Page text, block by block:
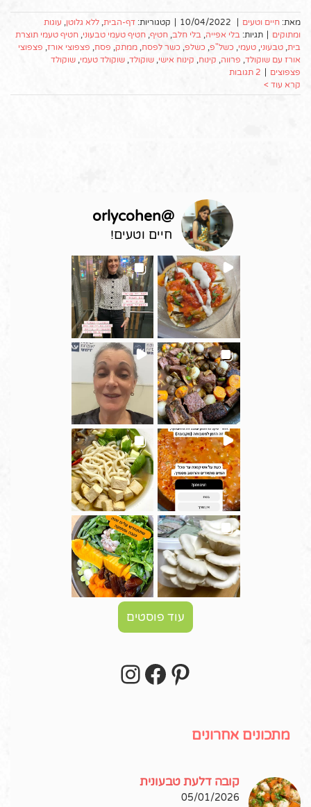
מאת: חיים וטעים 10/04/2022 קטגוריות: דף-הבית, ללא גלוטן, עוגות
ומתוקים
תגיות: בלי אפייה, בלי חלב, חטיף, חטיף טעמי טבעוני, חטיף טעמי תוצרת
בית, טבעוני, טעמי, כשל"פ, כשלפ, כשר לפסח, ממתק, פסח, פצפוצי אורז, פצפוצי
אורז עם שוקולד, פרווה, קינוח, קינוח אישי, שוקולד, שוקולד טעמי, שוקולד
פצפוצים
2 תגובות
קרא עוד >
@
orlycohen
חיים וטעים!
עוד פוסטים
Pinterest
Facebook
מתכונים אחרונים
קובה דלעת טבעונית
05/01/2026